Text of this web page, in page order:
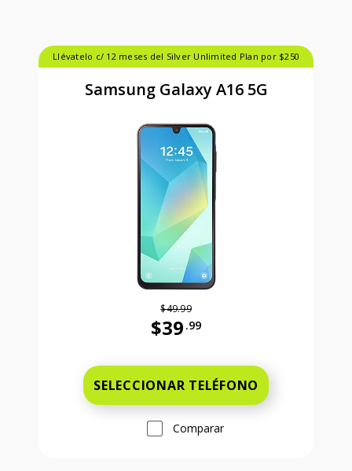
Llévatelo c/ 12 meses del Silver Unlimited Plan por $250
Samsung Galaxy A16 5G
$49.99
$39 .99
SELECCIONAR TELÉFONO
Comparar